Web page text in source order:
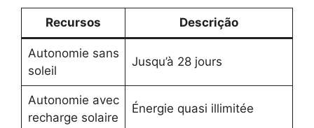
Recursos Descrição
Autonomie sans
soleil
Jusqu’à 28 jours
Autonomie avec
recharge solaire
Énergie quasi illimitée